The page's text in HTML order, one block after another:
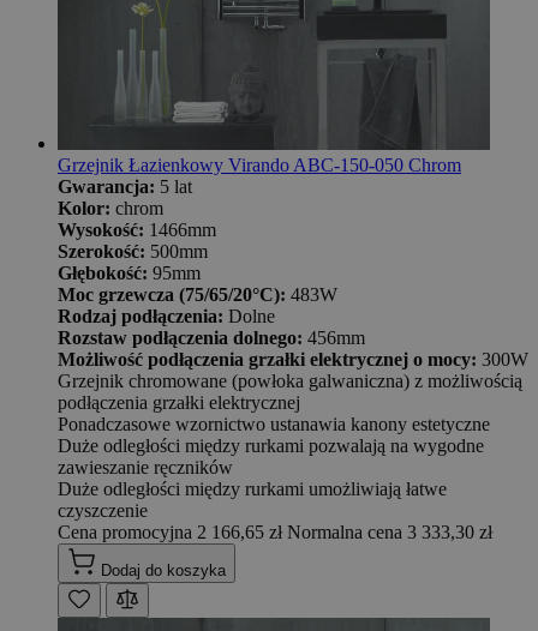
Grzejnik Łazienkowy Virando ABC-150-050 Chrom
Gwarancja: 5 lat
Kolor: chrom
Wysokość: 1466mm
Szerokość: 500mm
Głębokość: 95mm
Moc grzewcza (75/65/20°C): 483W
Rodzaj podłączenia: Dolne
Rozstaw podłączenia dolnego: 456mm
Możliwość podłączenia grzałki elektrycznej o mocy: 300W
Grzejnik chromowane (powłoka galwaniczna) z możliwością
podłączenia grzałki elektrycznej
Ponadczasowe wzornictwo ustanawia kanony estetyczne
Duże odległości między rurkami pozwalają na wygodne
zawieszanie ręczników
Duże odległości między rurkami umożliwiają łatwe
czyszczenie
Cena promocyjna 2 166,65 zł Normalna cena 3 333,30 zł
Dodaj do koszyka